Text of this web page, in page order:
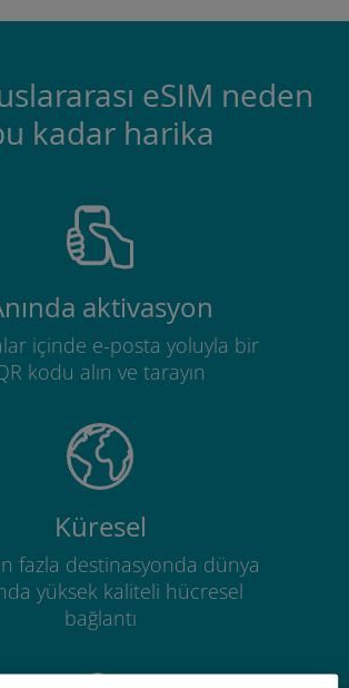
eSIM neden
kadar harika
aktivasyon
içinde e-posta yoluyla bir
kodu alın ve tarayın
Küresel
fazla destinasyonda dünya
yüksek kaliteli hücresel
bağlantı